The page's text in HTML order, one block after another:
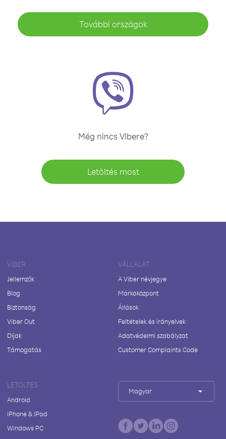
További országok
Még nincs Vibere?
Letöltés most
VIBER
Jellemzők
Blog
Biztonság
Viber Out
Díjak
Támogatás
VÁLLALAT
A Viber névjegye
Márkaközpont
Állások
Feltételek és irányelvek
Adatvédelmi szabályzat
Customer Complaints Code
LETÖLTÉS
Android
iPhone & iPad
Windows PC
Magyar